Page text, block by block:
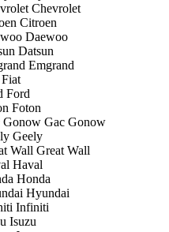
Chevrolet
Citroen
Daewoo
Datsun
Emgrand
Fiat
Ford
Foton
Gac Gonow
Geely
Great Wall
Haval
Honda
Hyundai
Infiniti
Isuzu